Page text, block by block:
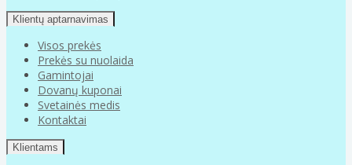
Klientų aptarnavimas
Visos prekės
Prekės su nuolaida
Gamintojai
Dovanų kuponai
Svetainės medis
Kontaktai
Klientams